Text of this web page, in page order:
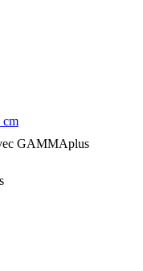
cm
GAMMAplus